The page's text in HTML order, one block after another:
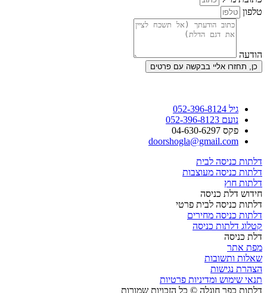
טלפון
הודעה
כן, תחזרו אליי בבקשה עם פרטים
גיל 052-396-8124
נועם 052-396-8123
פקס 04-630-6297
doorshogla@gmail.com
דלתות כניסה לבית
דלתות כניסה מעוצבות
דלתות חוץ
חידוש דלת כניסה
דלתות כניסה לבית פרטי
דלתות כניסה מחירים
קטלוג דלתות כניסה
דלת כניסה
מפת אתר
שאלות ותשובות
הצהרת נגישות
תנאי שימוש ומדיניות פרטיות
דלתות כפר חוגלה © כל הזכויות שמורות